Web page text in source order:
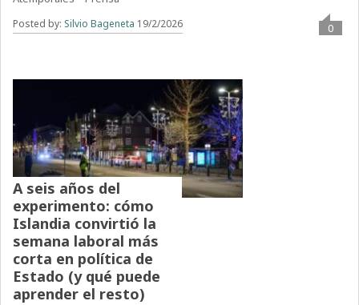
Posted by: Silvio Bageneta 19/2/2026 0
A seis años del
experimento: cómo
Islandia convirtió la
semana laboral más
corta en política de
Estado (y qué puede
aprender el resto)